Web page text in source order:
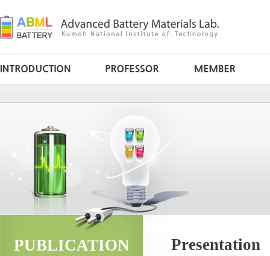
PUBLICATION Presentation